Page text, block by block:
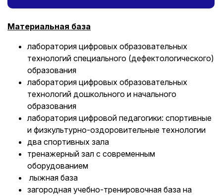
Материальная база
лаборатория цифровых образовательных
технологий специального (дефектологического)
образования
лаборатория цифровых образовательных
технологий дошкольного и начального
образования
лаборатория цифровой педагогики: спортивные
и физкультурно-оздоровительные технологии
два спортивных зала
тренажерный зал с современным
оборудованием
лыжная база
загородная учебно-тренировочная база на